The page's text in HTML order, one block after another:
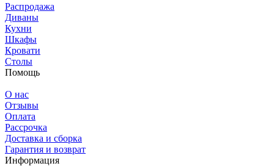
Распродажа
Диваны
Кухни
Шкафы
Кровати
Столы
Помощь
О нас
Отзывы
Оплата
Рассрочка
Доставка и сборка
Гарантия и возврат
Информация